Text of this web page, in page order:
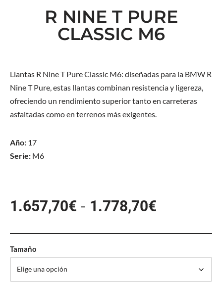
R NINE T PURE
CLASSIC M6
Llantas R Nine T Pure Classic M6: diseñadas para la BMW R
Nine T Pure, estas llantas combinan resistencia y ligereza,
ofreciendo un rendimiento superior tanto en carreteras
asfaltadas como en terrenos más exigentes.
Año: 17
Serie: M6
1.657,70€ - 1.778,70€
Tamaño